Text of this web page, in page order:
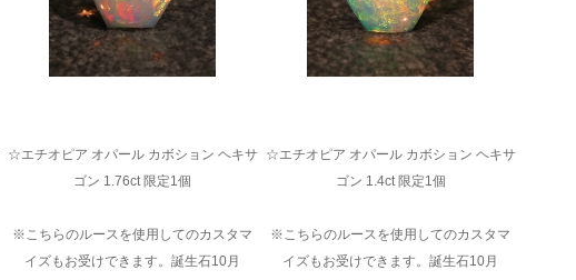
☆エチオピア オパール カボション ヘキサ
ゴン 1.76ct 限定1個
※こちらのルースを使用してのカスタマ
イズもお受けできます。誕生石10月
☆エチオピア オパール カボション ヘキサ
ゴン 1.4ct 限定1個
※こちらのルースを使用してのカスタマ
イズもお受けできます。誕生石10月